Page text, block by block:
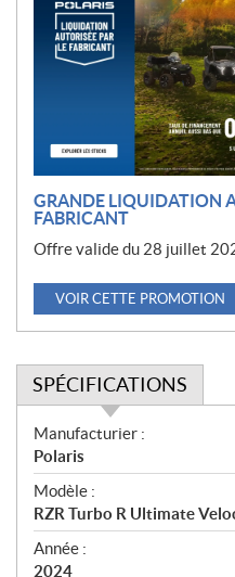
GRANDE LIQUIDATION
FABRICANT
Offre valide du 28 juillet
VOIR CETTE PROMOTION
SPÉCIFICATIONS
S
p
é
c
i
f
Manufacturier :
Polaris
Modèle :
RZR Turbo R Ultimate
Année :
2024